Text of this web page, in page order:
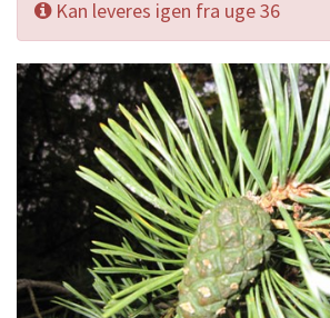
Kan leveres igen fra uge 36